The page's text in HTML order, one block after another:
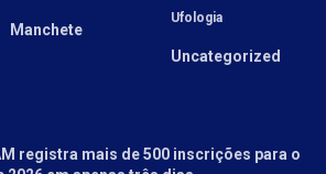
Manchete
Ufologia
Uncategorized
registra mais de 500 inscrições para o